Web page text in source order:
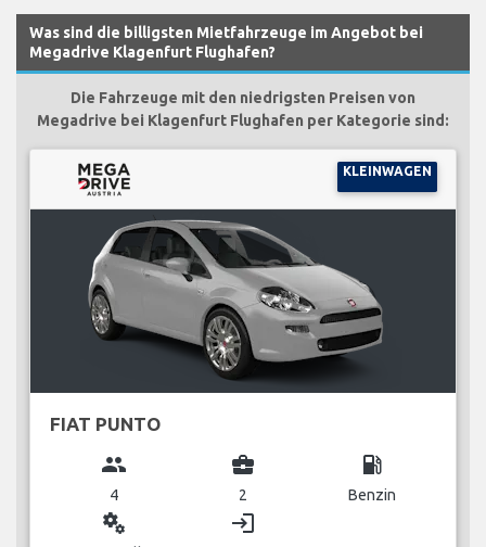
Was sind die billigsten Mietfahrzeuge im Angebot bei
Megadrive Klagenfurt Flughafen?
Die Fahrzeuge mit den niedrigsten Preisen von
Megadrive bei Klagenfurt Flughafen per Kategorie sind:
KLEINWAGEN
FIAT PUNTO
group
4
business_center
2
local_gas_station
Benzin
miscellaneous_services login